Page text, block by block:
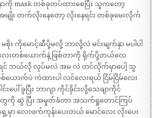
ာကို mask တစ်ခုတပ်ထားစေပြီး သူကတော့
အမျိုး တက်လိုးနေတော့ လိုးနေရင်း တစ်ခုမေးလိုက်
ကိုမောင့်ဆီပို့မလို့ ဘာလို့လဲ မင်းမျက်နှာ မပါပါ
ေးတစ်ယောက်နဲ့ ဖြစ်တာကို ရိုက်ပို့တယ်လေ
င် ဘယ်လို လုပ်မလဲ အမ လဲ တင်လိုက်မှာပေါ့ သူ
ာက်ပဲ ကဲထားပါ လင်လေးရယ် ငြိမ်ငြိမ်လေး
င်းပေါ် ခွပြီး ဘာဂျာ ကိုင်ခိုင်းလို့သေချာကိုင်
ကို ဆွဲ ပြီး အမှုတ်ခံတာ အသက်ရှုတောင်ကြပ်
မှာ လေးဖက်ကုန်းပေးတယ် မောင်လေး လိုးပေး